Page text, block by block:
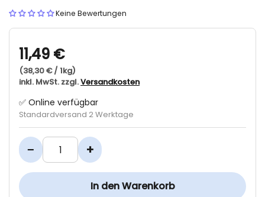
Keine Bewertungen
11,49 €
(38,30 € / 1kg)
inkl. MwSt. zzgl.Versandkosten
✅ Online verfügbar
Standardversand 2 Werktage
− +
In den Warenkorb